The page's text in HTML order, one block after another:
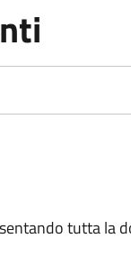
tutta la